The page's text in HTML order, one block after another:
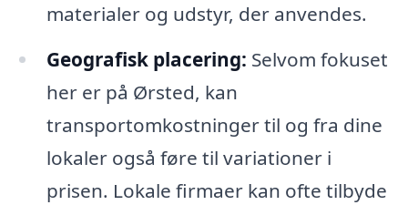
materialer og udstyr, der anvendes.
Geografisk placering: Selvom fokuset
her er på Ørsted, kan
transportomkostninger til og fra dine
lokaler også føre til variationer i
prisen. Lokale firmaer kan ofte tilbyde